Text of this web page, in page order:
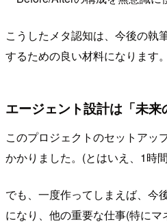
こうしたメタ認知は、今後の執
するための良い材料になります。
エージェント設計は「未
このプロジェクトのセットアッ
かかりました。(とはいえ、1時
でも、一度作ってしまえば、今
になり、他の重要な仕事(特に